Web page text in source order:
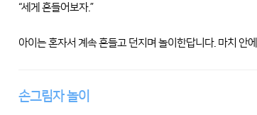
“세게 흔들어보자.”
아이는 혼자서 계속 흔들고 던지며 놀이한답니다. 마치 안
손그림자 놀이